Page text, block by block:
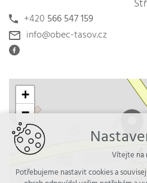
+420 566 547 159
info@obec-tasov.cz
+
−
Vítejte na
Potřebujeme nastavit cookies a